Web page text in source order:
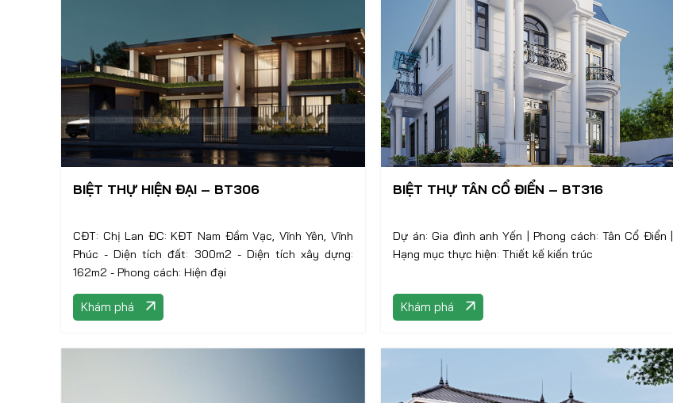
BIỆT THỰ HIỆN ĐẠI – BT306
CĐT: Chị Lan ĐC: KĐT Nam Đầm Vạc, Vĩnh Yên, Vĩnh
Phúc - Diện tích đất: 300m2 - Diện tích xây dựng:
162m2 - Phong cách: Hiện đại
Khám phá
BIỆT THỰ TÂN CỔ ĐIỂN – BT316
Dự án: Gia đình anh Yến | Phong cách: Tân Cổ Điển |
Hạng mục thực hiện: Thiết kế kiến trúc
Khám phá